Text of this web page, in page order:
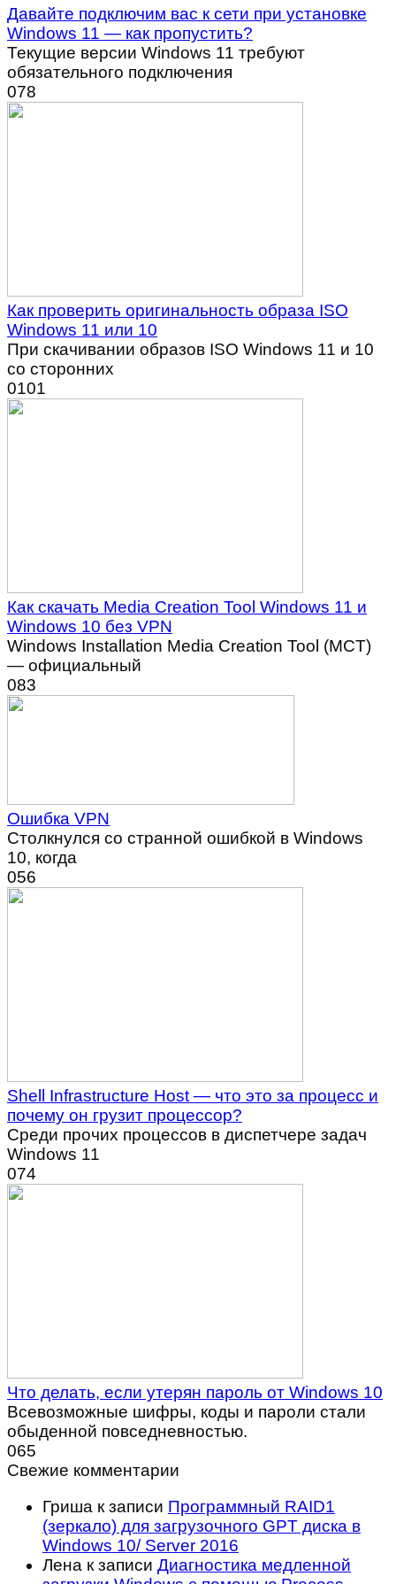
Давайте подключим вас к сети при установке
Windows 11 — как пропустить?
Текущие версии Windows 11 требуют
обязательного подключения
078
Как проверить оригинальность образа ISO
Windows 11 или 10
При скачивании образов ISO Windows 11 и 10
со сторонних
0101
Как скачать Media Creation Tool Windows 11 и
Windows 10 без VPN
Windows Installation Media Creation Tool (MCT)
— официальный
083
Ошибка VPN
Столкнулся со странной ошибкой в Windows
10, когда
056
Shell Infrastructure Host — что это за процесс и
почему он грузит процессор?
Среди прочих процессов в диспетчере задач
Windows 11
074
Что делать, если утерян пароль от Windows 10
Всевозможные шифры, коды и пароли стали
обыденной повседневностью.
065
Свежие комментарии
Гриша к записи Программный RAID1
(зеркало) для загрузочного GPT диска в
Windows 10/ Server 2016
Лена к записи Диагностика медленной